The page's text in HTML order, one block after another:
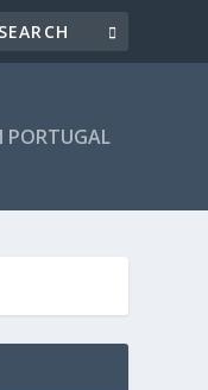
PORTUGAL